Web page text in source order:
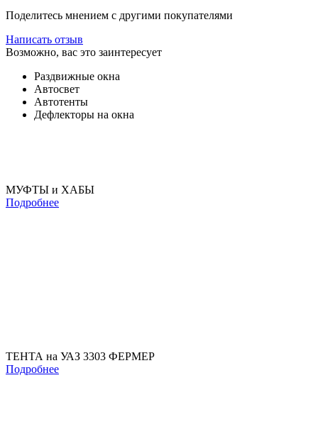
Поделитесь мнением с другими покупателями
Написать отзыв
Возможно, вас это заинтересует
Раздвижные окна
Автосвет
Автотенты
Дефлекторы на окна
МУФТЫ и ХАБЫ
Подробнее
ТЕНТА на УАЗ 3303 ФЕРМЕР
Подробнее